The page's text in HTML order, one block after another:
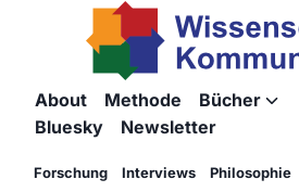
About
Methode Bücher
Bluesky
Newsletter
Forschung Interviews Philosophie